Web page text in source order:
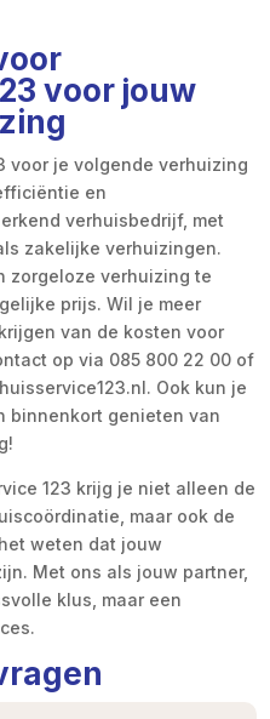
voor jouw
voor je volgende verhuizing
en
verhuisbedrijf, met
zakelijke verhuizingen.
zorgeloze verhuizing te
prijs. Wil je meer
van de kosten voor
op via 085 800 22 00 of
Ook kun je
binnenkort genieten van
123 krijg je niet alleen de
maar ook de
weten dat jouw
Met ons als jouw partner,
klus, maar een